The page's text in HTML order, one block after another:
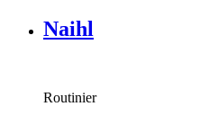
Naihl
Routinier